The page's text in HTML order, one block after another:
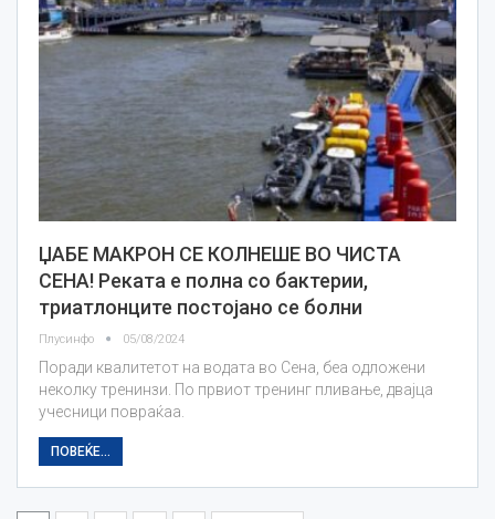
ЏАБЕ МАКРОН СЕ КОЛНЕШЕ ВО ЧИСТА
СЕНА! Реката е полна со бактерии,
триатлонците постојано се болни
Плусинфо 05/08/2024
Поради квалитетот на водата во Сена, беа одложени
неколку тренинзи. По првиот тренинг пливање, двајца
учесници повраќаа.
ПОВЕЌЕ...